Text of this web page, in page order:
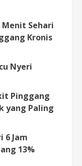
Menit Sehari
Kronis
Nyeri
Pinggang
yang Paling
6 Jam
13%